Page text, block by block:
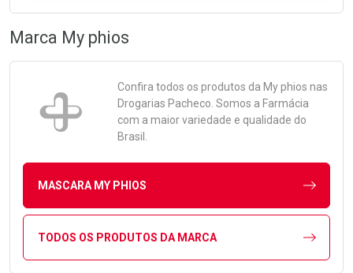
Marca My phios
Confira todos os produtos da My phios nas
Drogarias Pacheco. Somos a Farmácia
com a maior variedade e qualidade do
Brasil.
MASCARA MY PHIOS
TODOS OS PRODUTOS DA MARCA